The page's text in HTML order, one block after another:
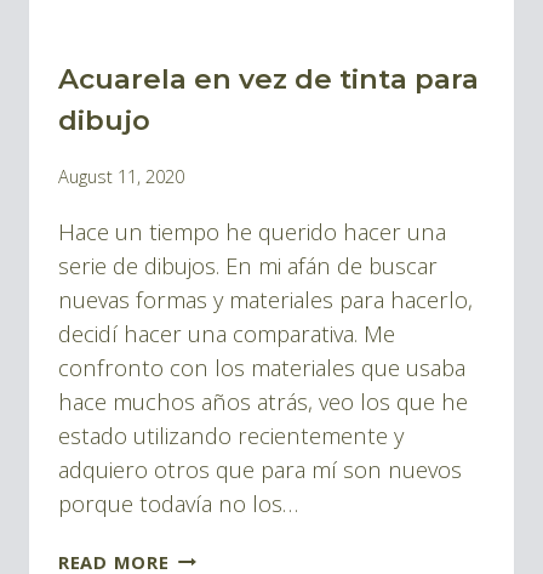
BLOG
TINTA
DIBUJOS
Acuarela en vez de tinta para
dibujo
By
Montes
August 11, 2020
Hace un tiempo he querido hacer una
serie de dibujos. En mi afán de buscar
nuevas formas y materiales para hacerlo,
decidí hacer una comparativa. Me
confronto con los materiales que usaba
hace muchos años atrás, veo los que he
estado utilizando recientemente y
adquiero otros que para mí son nuevos
porque todavía no los…
READ MORE ACUARELA